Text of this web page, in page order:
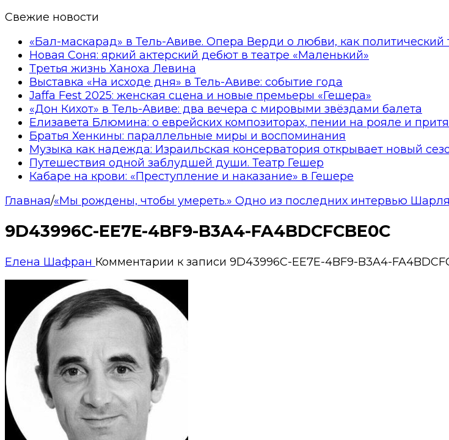
Свежие новости
«Бал-маскарад» в Тель-Авиве. Опера Верди о любви, как политический
Новая Соня: яркий актерский дебют в театре «Маленький»
Третья жизнь Ханоха Левина
Выставка «На исходе дня» в Тель-Авиве: событие года
Jaffa Fest 2025: женская сцена и новые премьеры «Гешера»
«Дон Кихот» в Тель-Авиве: два вечера с мировыми звёздами балета
Елизавета Блюмина: о еврейских композиторах, пении на рояле и
Братья Хенкины: параллельные миры и воспоминания
Музыка как надежда: Израильская консерватория открывает новый
Путешествия одной заблудшей души. Театр Гешер
Кабаре на крови: «Преступление и наказание» в Гешере
Главная/«Мы рождены, чтобы умереть.» Одно из последних интервью
9D43996C-EE7E-4BF9-B3A4-FA4BDCFCBE0C
Елена Шафран Комментарии к записи 9D43996C-EE7E-4BF9-B3A4-